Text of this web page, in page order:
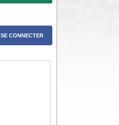
SE CONNECTER